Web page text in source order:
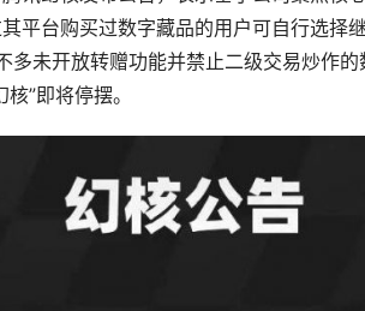
平台购买过数字藏品的用户可自行选择
未开放转赠功能并禁止二级交易炒作
”即将停摆。